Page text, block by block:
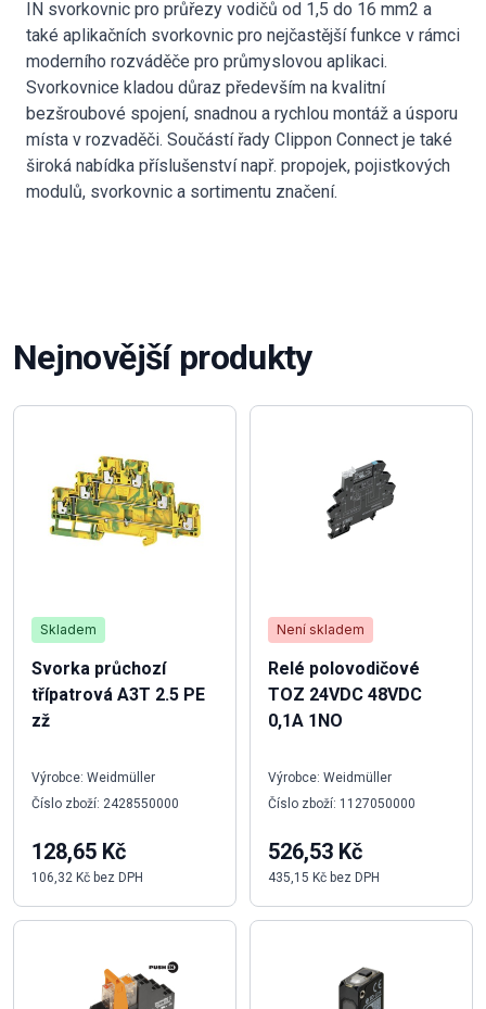
IN svorkovnic pro průřezy vodičů od 1,5 do 16 mm2 a
také aplikačních svorkovnic pro nejčastější funkce v rámci
moderního rozváděče pro průmyslovou aplikaci.
Svorkovnice kladou důraz především na kvalitní
bezšroubové spojení, snadnou a rychlou montáž a úsporu
místa v rozvaděči. Součástí řady Clippon Connect je také
široká nabídka příslušenství např. propojek, pojistkových
modulů, svorkovnic a sortimentu značení.
Nejnovější produkty
Skladem
Svorka průchozí
třípatrová A3T 2.5 PE
zž
Výrobce: Weidmüller
Číslo zboží: 2428550000
128,65 Kč
106,32 Kč bez DPH
Není skladem
Relé polovodičové
TOZ 24VDC 48VDC
0,1A 1NO
Výrobce: Weidmüller
Číslo zboží: 1127050000
526,53 Kč
435,15 Kč bez DPH